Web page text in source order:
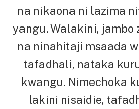
na nikaona ni lazima
yangu. Walakini, jambo
na ninahitaji msaada
tafadhali, nataka
kwangu. Nimechoka
lakini nisaidie,